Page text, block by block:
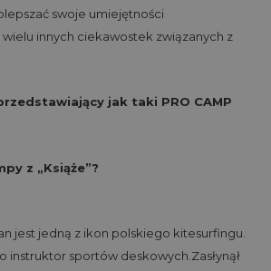
swoje umiejętności
innych ciekawostek związanych z
jak taki PRO CAMP
z „Książe”?
jest jedną z ikon polskiego kitesurfingu.
instruktor sportów deskowych. Zasłynął